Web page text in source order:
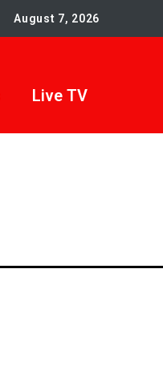
August 7, 2026
Live TV